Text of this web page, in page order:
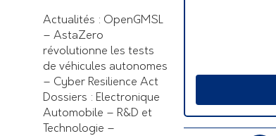
Actualités : OpenGMSL
– AstaZero
révolutionne les tests
de véhicules autonomes
– Cyber Resilience Act
Dossiers : Electronique
Automobile – R&D et
Technologie –